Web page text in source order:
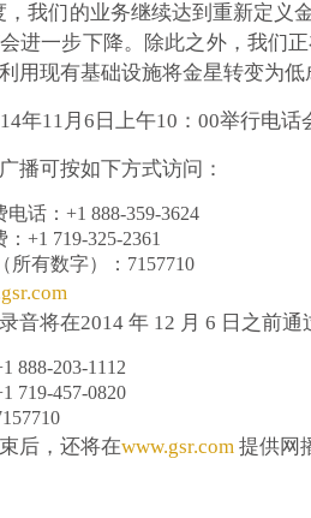
，我们的业务继续达到重新定义
进一步下降。除此之外，我们
用现有基础设施将金星转变为低
年11月6日上午10：00举行电话
播可按如下方式访问：
话：+1 888-359-3624
+1 719-325-2361
所有数字）：7157710
音将在2014 年 12 月 6 日之前通
888-203-1112
719-457-0820
后，还将在www.gsr.com 提供网